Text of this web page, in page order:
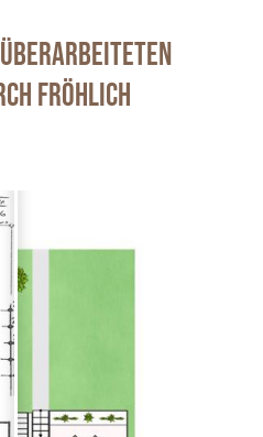
Fröhlich